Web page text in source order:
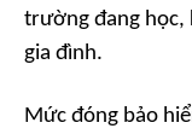
trường đang học,
gia đình.
Mức đóng bảo